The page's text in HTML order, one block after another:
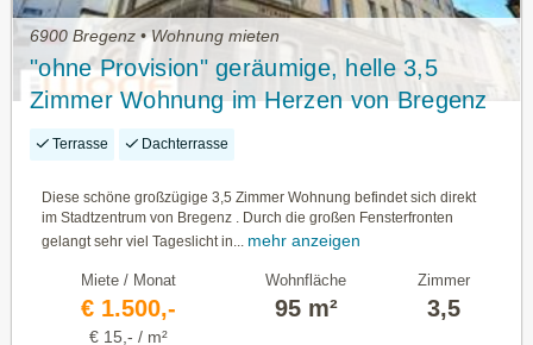
6900 Bregenz • Wohnung mieten
"ohne Provision" geräumige, helle 3,5
Zimmer Wohnung im Herzen von Bregenz
Terrasse Dachterrasse
Diese schöne großzügige 3,5 Zimmer Wohnung befindet sich direkt
im Stadtzentrum von Bregenz . Durch die großen Fensterfronten
gelangt sehr viel Tageslicht in... mehr anzeigen
Miete / Monat
€ 1.500,-
€ 15,- / m²
Wohnfläche
95 m²
Zimmer
3,5